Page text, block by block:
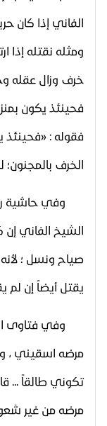
الفاني إذا كان
ومثله نقتله إذا
خرف وزال عقله
فحينئذ يكون
فقوله : «فحينئذ
الخرف
الشيخ الفاني إن
صياح ونسل ؛
يقتل أيضاً إن لم
وفي فتاوى
مرضه اسقيني ،
تكوني طالقاً ...
مرضه من غير